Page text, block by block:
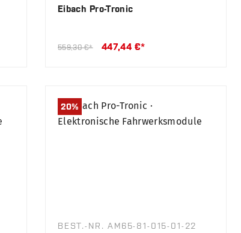
Eibach Pro-Tronic
559,30 €* 447,44 €*
20%
BEST.-NR. AM65-81-015-01-22